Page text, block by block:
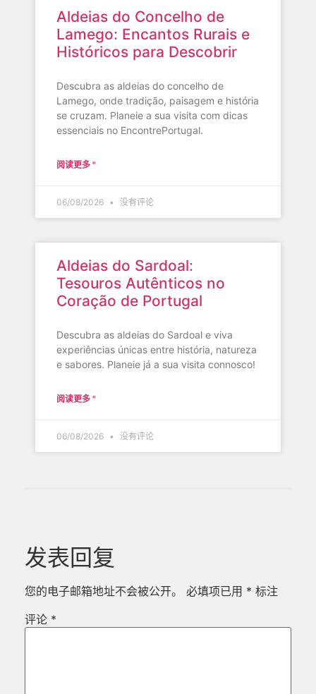
Aldeias do Concelho de
Lamego: Encantos Rurais e
Históricos para Descobrir
Descubra as aldeias do concelho de
Lamego, onde tradição, paisagem e história
se cruzam. Planeie a sua visita com dicas
essenciais no EncontrePortugal.
阅读更多 "
06/08/2026 没有评论
Aldeias do Sardoal:
Tesouros Autênticos no
Coração de Portugal
Descubra as aldeias do Sardoal e viva
experiências únicas entre história, natureza
e sabores. Planeie já a sua visita connosco!
阅读更多 "
06/08/2026 没有评论
发表回复
您的电子邮箱地址不会被公开。 必填项已用 * 标注
评论 *